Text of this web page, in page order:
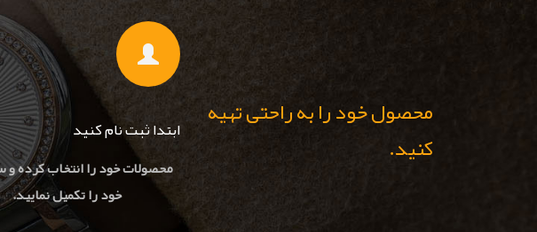
محصول خود را به راحتی تهیه
کنید.
ابتدا ثبت نام کنید
محصولات خود را انتخاب کرده
خود را تکمیل نمایید.